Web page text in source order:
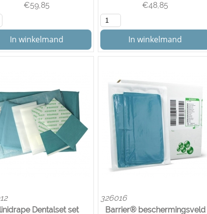
€59,85
In winkelmand
€48,85
In winkelmand
Dentalset set
326016
Barrier® beschermingsveld